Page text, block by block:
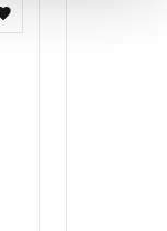
Toevoegen